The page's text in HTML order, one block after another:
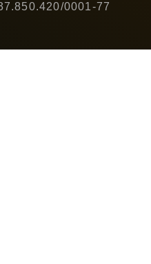
0001-77